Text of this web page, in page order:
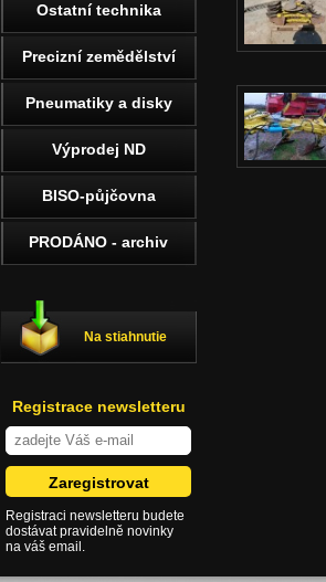
Ostatní technika
Precizní zemědělství
Pneumatiky a disky
Výprodej ND
BISO-půjčovna
PRODÁNO - archiv
Na stiahnutie
Registrace newsletteru
Registraci newsletteru budete
dostávat pravidelně novinky
na váš email.